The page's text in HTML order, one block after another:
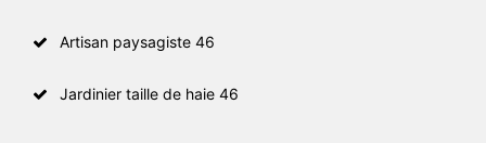
Artisan paysagiste 46
Jardinier taille de haie 46